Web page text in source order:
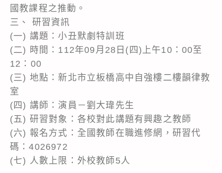
國教課程之推動。
三、 研習資訊
(一) 講題：小丑默劇特訓班
(二) 時間：112年09月28日(四)上午10：00至
12：00
(三) 地點：新北市立板橋高中自強樓二樓韻律教
室
(四) 講師：演員－劉大瑋先生
(五) 研習對象：各校對此講題有興趣之教師
(六) 報名方式：全國教師在職進修網，研習代
碼：4026972
(七) 人數上限：外校教師5人